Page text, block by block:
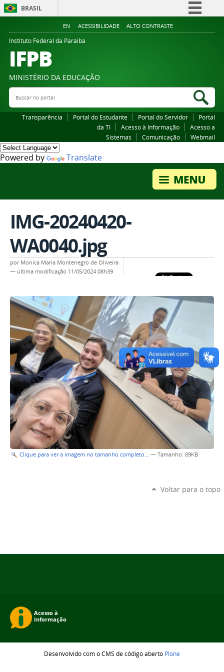
BRASIL
Simplifique!
Legislação
EN ACESSIBILIDADE ALTO CONTRASTE
Instituto Federal da Paraiba
IFPB
MINISTÉRIO DA EDUCAÇÃO
Buscar no portal
Transparência Portal do Estudante Portal do Servidor
Portal
da TI
Acesso à Informação
Acesso a
Sistemas
Comunicação Webmail
Powered by Translate
IMG-20240420-
WA0040.jpg
por Monica Maria Montenegro de Oliveira
— última modificação 11/05/2024 08h39
Clique para ver a imagem no tamanho completo… — Tamanho: 89KB
Voltar para o topo
Desenvolvido com o CMS de código aberto Plone